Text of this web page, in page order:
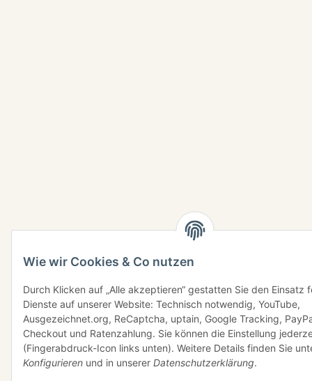
Wie wir Cookies & Co nutzen
Durch Klicken auf „Alle akzeptieren“ gestatten Sie den Einsatz
Dienste auf unserer Website: Technisch notwendig, YouTube,
Ausgezeichnet.org, ReCaptcha, uptain, Google Tracking,
Checkout und Ratenzahlung. Sie können die Einstellung
(Fingerabdruck-Icon links unten). Weitere Details finden Sie
Konfigurieren und in unserer Datenschutzerklärung.